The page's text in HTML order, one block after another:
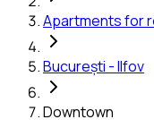
Apartments for
București - Ilfov
Downtown